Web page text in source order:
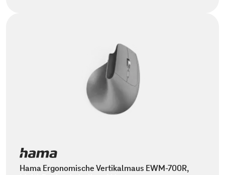
Hama Ergonomische Vertikalmaus EWM-700R,